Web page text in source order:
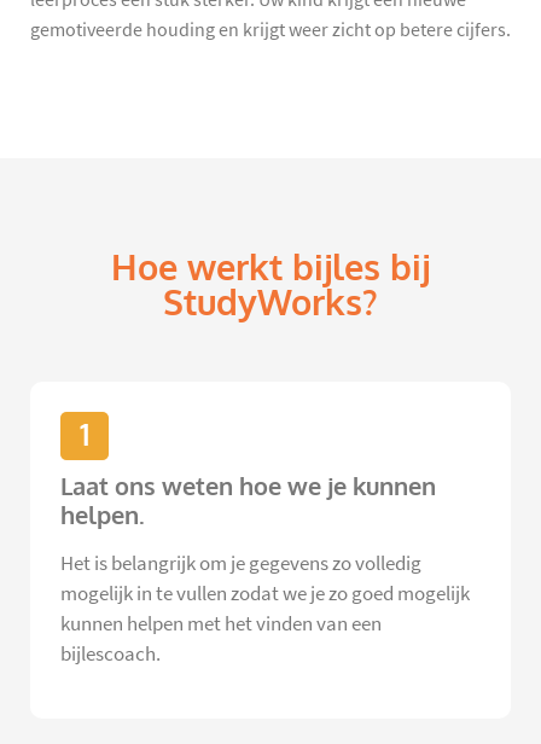
gemotiveerde houding en krijgt weer zicht op betere cijfers.
Hoe werkt bijles bij
StudyWorks?
1
Laat ons weten hoe we je kunnen
helpen.
Het is belangrijk om je gegevens zo volledig
mogelijk in te vullen zodat we je zo goed mogelijk
kunnen helpen met het vinden van een
bijlescoach.